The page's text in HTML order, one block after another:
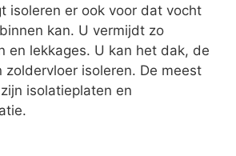
isoleren er ook voor dat vocht
kan. U vermijdt zo
en lekkages. U kan het dak, de
zoldervloer isoleren. De meest
isolatieplaten en